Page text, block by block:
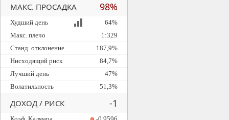
МАКС. ПРОСАДКА 98%
Худший день
64%
Макс. плечо
1:329
Станд. отклонение
187,9%
Нисходящий риск
84,7%
Лучший день
47%
Волатильность
51,3%
ДОХОД / РИСК -1